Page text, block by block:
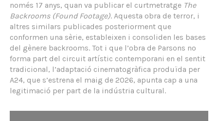
només 17 anys, quan va publicar el curtmetratge The
Backrooms (Found Footage). Aquesta obra de terror, i
altres similars publicades posteriorment que
conformen una sèrie, estableixen i consoliden les bases
del gènere backrooms. Tot i que l’obra de Parsons no
forma part del circuit artístic contemporani en el sentit
tradicional, l’adaptació cinematogràfica produïda per
A24, que s’estrena el maig de 2026, apunta cap a una
legitimació per part de la indústria cultural.